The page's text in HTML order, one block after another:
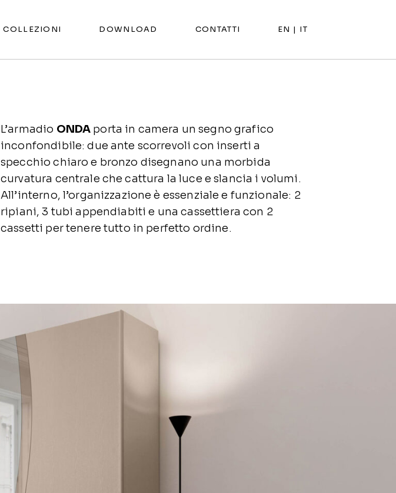
COLLEZIONI DOWNLOAD CONTATTI EN | IT
L’armadio ONDA porta in camera un segno grafico
inconfondibile: due ante scorrevoli con inserti a
specchio chiaro e bronzo disegnano una morbida
curvatura centrale che cattura la luce e slancia i volumi.
All’interno, l’organizzazione è essenziale e funzionale: 2
ripiani, 3 tubi appendiabiti e una cassettiera con 2
cassetti per tenere tutto in perfetto ordine.